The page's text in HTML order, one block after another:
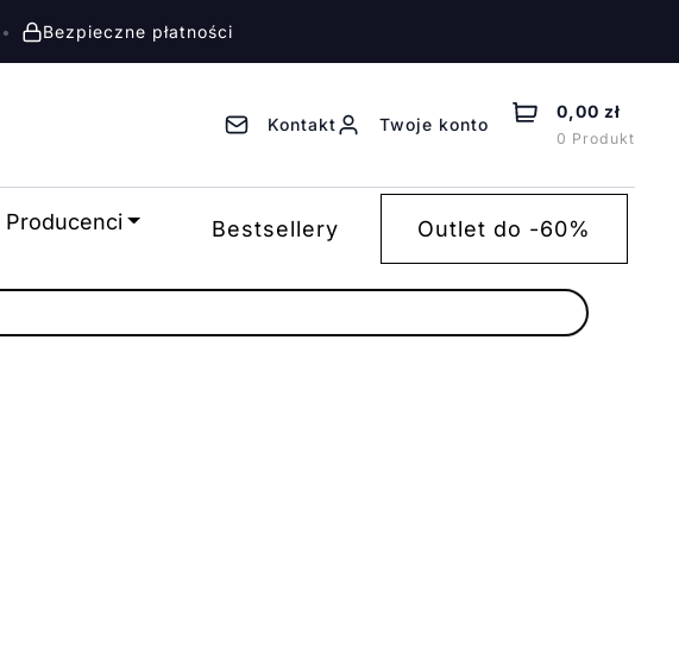
• Bezpieczne płatności
Kontakt Twoje konto
Producenci Bestsellery Outlet do -60%
0,00 zł
0 Produkt